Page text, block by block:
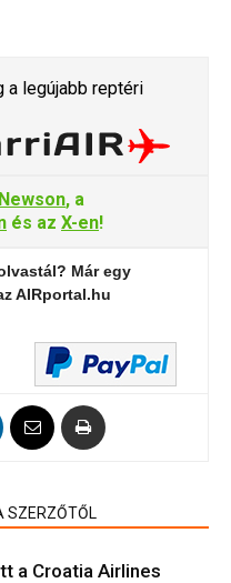
a legújabb reptéri
, a
és az X-en!
Már egy
AIRportal.hu
SZERZŐTŐL
a Croatia Airlines